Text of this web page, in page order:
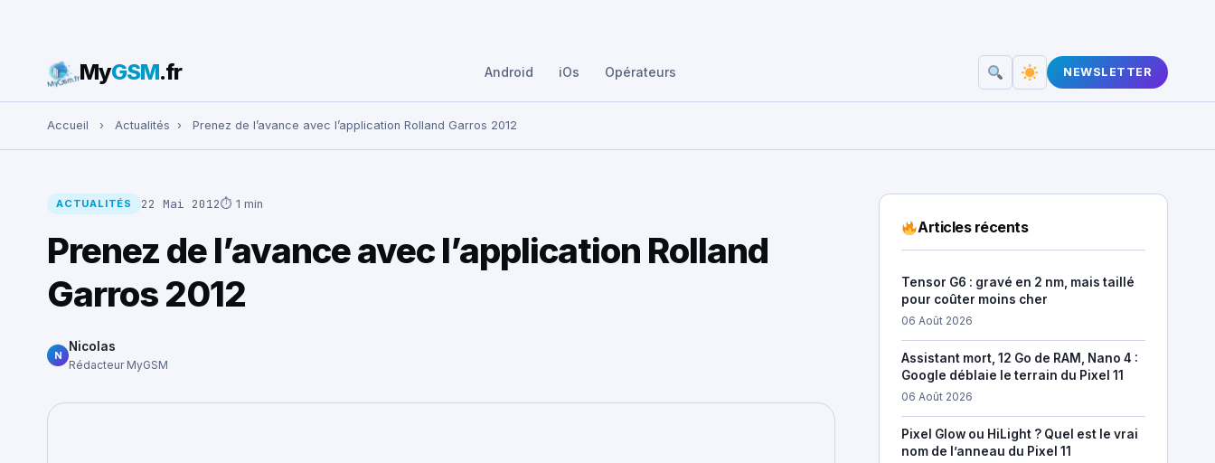
Rechercher :
MyGSM.fr Android iOs Opérateurs NEWSLETTER
Accueil › Actualités › Prenez de l’avance avec l’application Rolland Garros 2012
ACTUALITÉS 22 Mai 2012⏱ 1 min
Prenez de l’avance avec l’application Rolland
Garros 2012
N
Nicolas
Rédacteur MyGSM
Articles récents
Tensor G6 : gravé en 2 nm, mais taillé
pour coûter moins cher
06 Août 2026
Assistant mort, 12 Go de RAM, Nano 4 :
Google déblaie le terrain du Pixel 11
06 Août 2026
Pixel Glow ou HiLight ? Quel est le vrai
nom de l’anneau du Pixel 11